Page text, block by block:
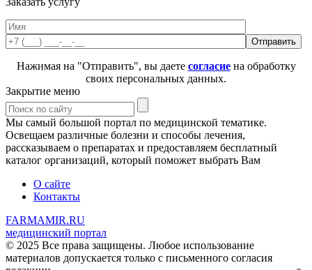
Нажимая на "Отправить", вы даете согласиена обработку
своих персональных данных.
Закрытие меню
Мы самый большой портал по медицинской тематике.
Освещаем различные болезни и способы лечения,
рассказываем о препаратах и предоставляем бесплатный
каталог организаций, который поможет выбрать Вам
О сайте
Контакты
FARMAMIR.RU
медицинский портал
© 2025 Все права защищены. Любое использование
материалов допускается только с письменного согласия